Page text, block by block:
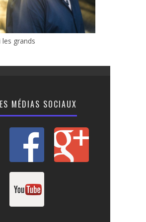
les grands
MÉDIAS SOCIAUX